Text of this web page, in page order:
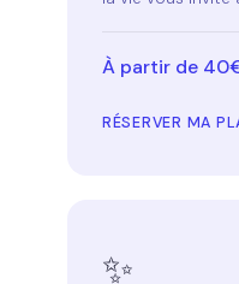
À partir de
RÉSERVER MA
✨